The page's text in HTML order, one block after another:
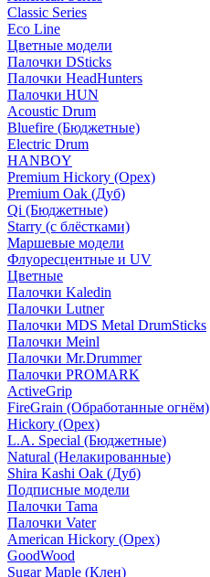
Classic Series
Eco Line
Цветные модели
Палочки DSticks
Палочки HeadHunters
Палочки HUN
Acoustic Drum
Bluefire (Бюджетные)
Electric Drum
HANBOY
Premium Hickory (Орех)
Premium Oak (Дуб)
Qi (Бюджетные)
Starry (с блёстками)
Маршевые модели
Флуоресцентные и UV
Цветные
Палочки Kaledin
Палочки Lutner
Палочки MDS Metal DrumSticks
Палочки Meinl
Палочки Mr.Drummer
Палочки PROMARK
ActiveGrip
FireGrain (Обработанные огнём)
Hickory (Орех)
L.A. Special (Бюджетные)
Natural (Нелакированные)
Shira Kashi Oak (Дуб)
Подписные модели
Палочки Tama
Палочки Vater
American Hickory (Орех)
GoodWood
Sugar Maple (Клен)